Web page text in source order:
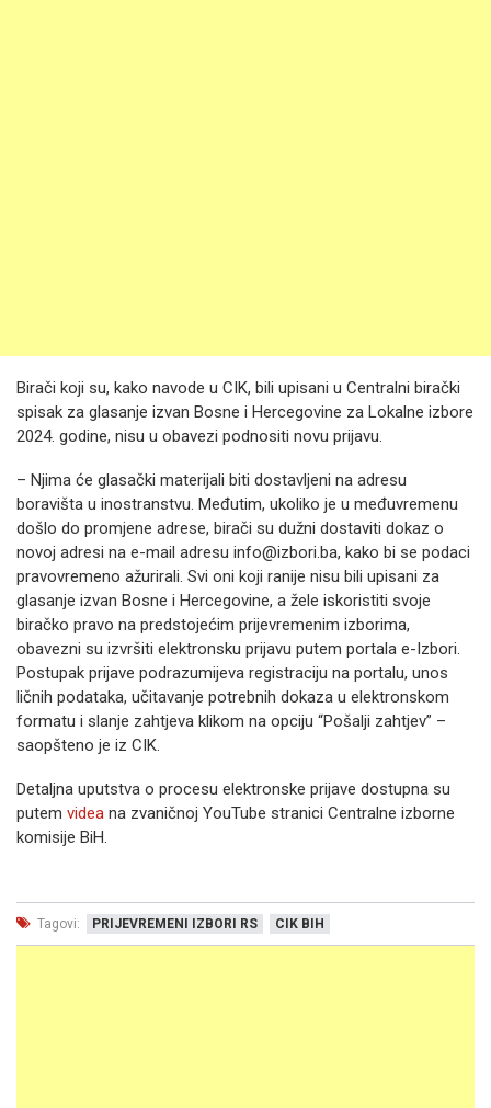
Birači koji su, kako navode u CIK, bili upisani u Centralni birački
spisak za glasanje izvan Bosne i Hercegovine za Lokalne izbore
2024. godine, nisu u obavezi podnositi novu prijavu.
– Njima će glasački materijali biti dostavljeni na adresu
boravišta u inostranstvu. Međutim, ukoliko je u međuvremenu
došlo do promjene adrese, birači su dužni dostaviti dokaz o
novoj adresi na e-mail adresu info@izbori.ba, kako bi se podaci
pravovremeno ažurirali. Svi oni koji ranije nisu bili upisani za
glasanje izvan Bosne i Hercegovine, a žele iskoristiti svoje
biračko pravo na predstojećim prijevremenim izborima,
obavezni su izvršiti elektronsku prijavu putem portala e-Izbori.
Postupak prijave podrazumijeva registraciju na portalu, unos
ličnih podataka, učitavanje potrebnih dokaza u elektronskom
formatu i slanje zahtjeva klikom na opciju “Pošalji zahtjev” –
saopšteno je iz CIK.
Detaljna uputstva o procesu elektronske prijave dostupna su
putem videa na zvaničnoj YouTube stranici Centralne izborne
komisije BiH.
Tagovi: PRIJEVREMENI IZBORI RS CIK BIH